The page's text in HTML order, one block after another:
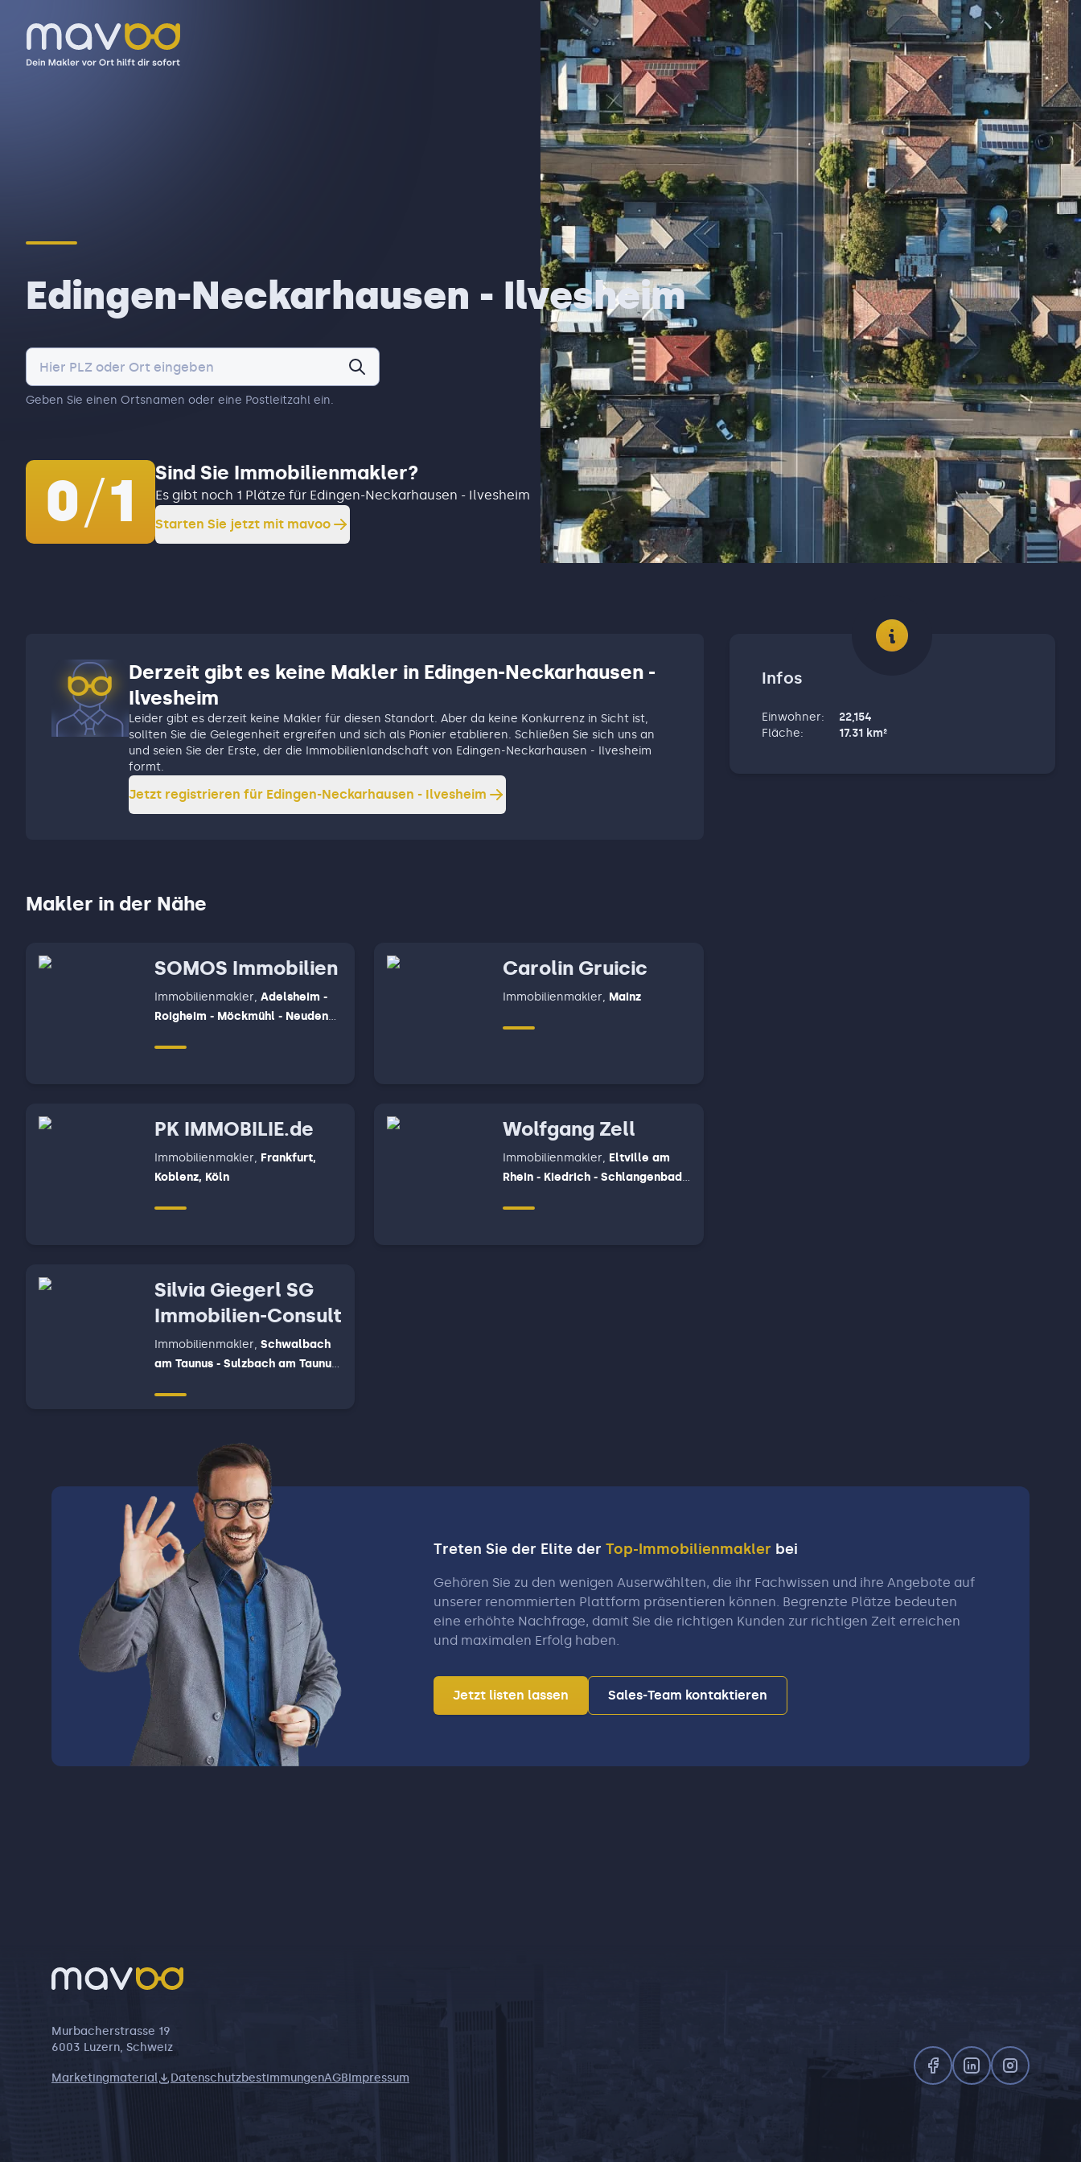
Edingen-Neckarhausen - Ilvesheim
Geben Sie einen Ortsnamen oder eine Postleitzahl ein.
0/1 Sind Sie Immobilienmakler?
Es gibt noch 1 Plätze für Edingen-Neckarhausen - Ilvesheim
Starten Sie jetzt mit mavoo
Derzeit gibt es keine Makler in Edingen-Neckarhausen -
Ilvesheim
Leider gibt es derzeit keine Makler für diesen Standort. Aber da keine Konkurrenz in Sicht ist,
sollten Sie die Gelegenheit ergreifen und sich als Pionier etablieren. Schließen Sie sich uns an
und seien Sie der Erste, der die Immobilienlandschaft von Edingen-Neckarhausen - Ilvesheim
formt.
Jetzt registrieren für Edingen-Neckarhausen - Ilvesheim
Makler in der Nähe
SOMOS Immobilien
Immobilienmakler, Adelsheim -
Roigheim - Möckmühl - Neudenau
Neckarzimmer - Limbach -
Muldau, Mosbach - Fahrenbach
Carolin Gruicic
Immobilienmakler, Mainz
PK IMMOBILIE.de
Immobilienmakler, Frankfurt,
Koblenz, Köln
Wolfgang Zell
Immobilienmakler, Eltville am
Rhein - Kiedrich - Schlangenbad ,
Silvia Giegerl SG
Immobilien-Consult
Immobilienmakler, Schwalbach
am Taunus - Sulzbach am Taunus
Infos
Einwohner:
22,154
Fläche: 17.31 km²
Treten Sie der Elite der Top-Immobilienmakler bei
Gehören Sie zu den wenigen Auserwählten, die ihr Fachwissen und ihre Angebote auf
unserer renommierten Plattform präsentieren können. Begrenzte Plätze bedeuten
eine erhöhte Nachfrage, damit Sie die richtigen Kunden zur richtigen Zeit erreichen
und maximalen Erfolg haben.
Jetzt listen lassen Sales-Team kontaktieren
Murbacherstrasse 19
6003 Luzern, Schweiz
Marketingmaterial DatenschutzbestimmungenAGBImpressum